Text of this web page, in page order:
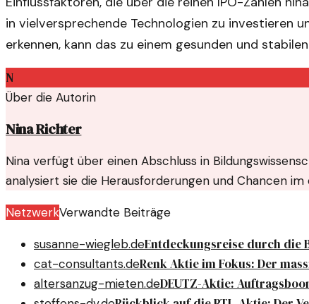
in vielversprechende Technologien zu investieren
erkennen, kann das zu einem gesunden und
N
Über die Autorin
Nina Richter
Nina verfügt über einen Abschluss in
analysiert sie die Herausforderungen und Chancen
NetzwerkVerwandte Beiträge
susanne-wiegleb.deEntdeckungsreise durch die
cat-consultants.deRenk Aktie im Fokus: Der
altersanzug-mieten.deDEUTZ-Aktie: